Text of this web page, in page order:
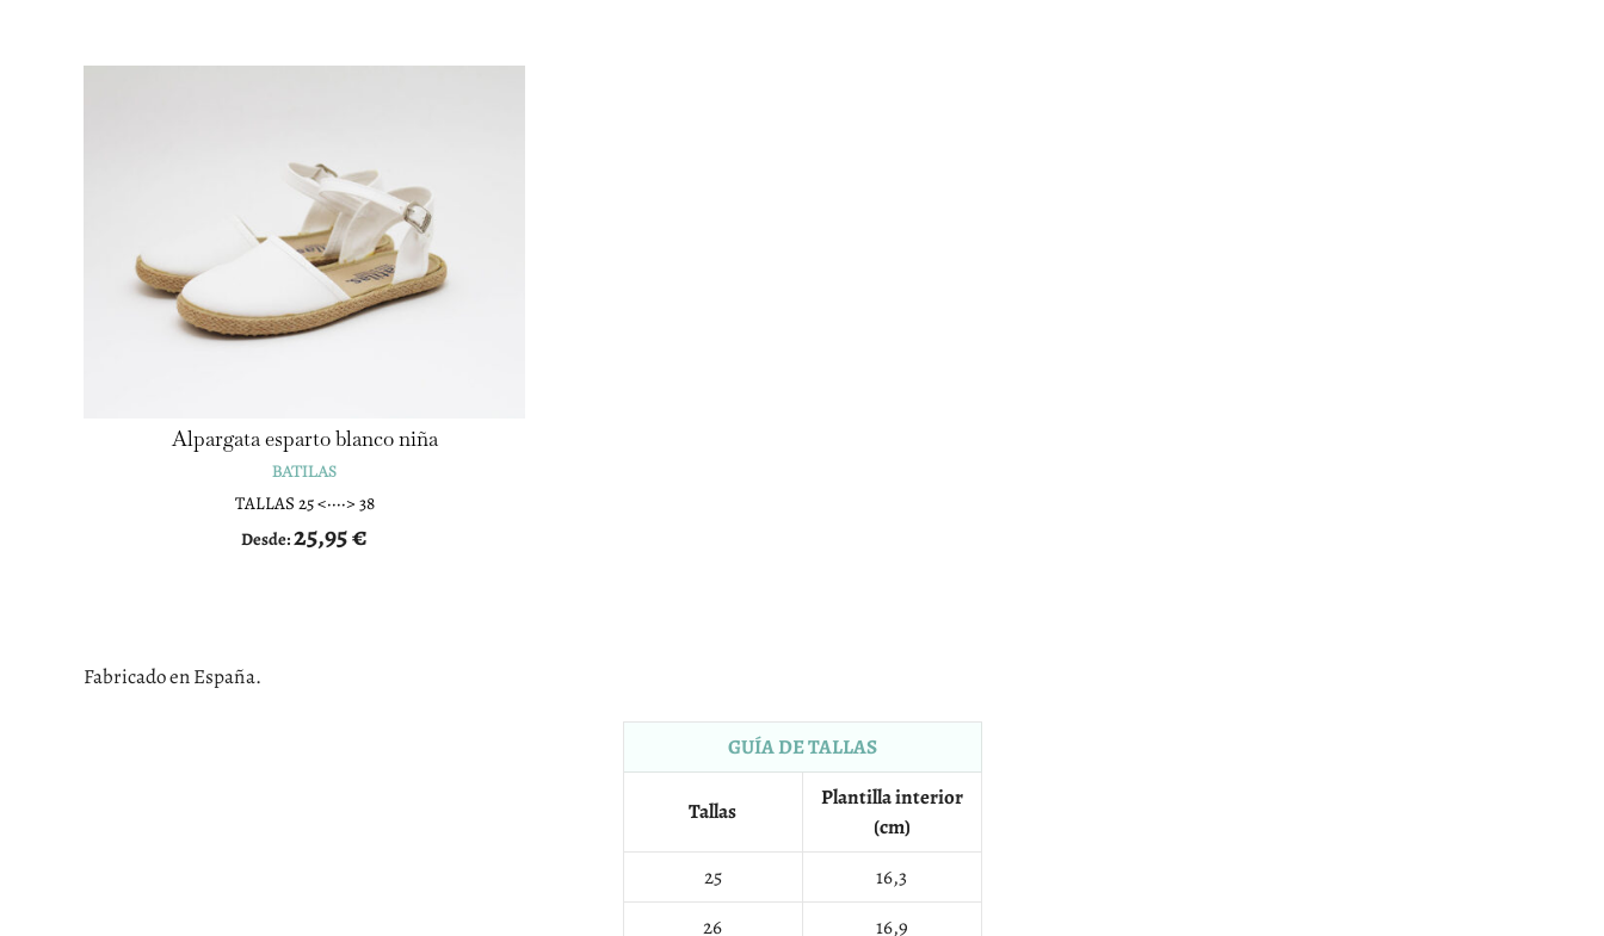
Alpargata esparto blanco niña
BATILAS
TALLAS 25 <····> 38
Desde:25,95€
Fabricado en España.
GUÍA DE TALLAS
Tallas
Plantilla interior
(cm)
25
16,3
26
16,9